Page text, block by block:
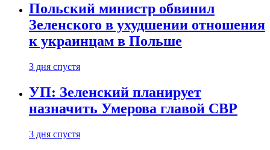
Польский министр обвинил
Зеленского в ухудшении отношения
к украинцам в Польше
3 дня спустя
УП: Зеленский планирует
назначить Умерова главой СВР
3 дня спустя